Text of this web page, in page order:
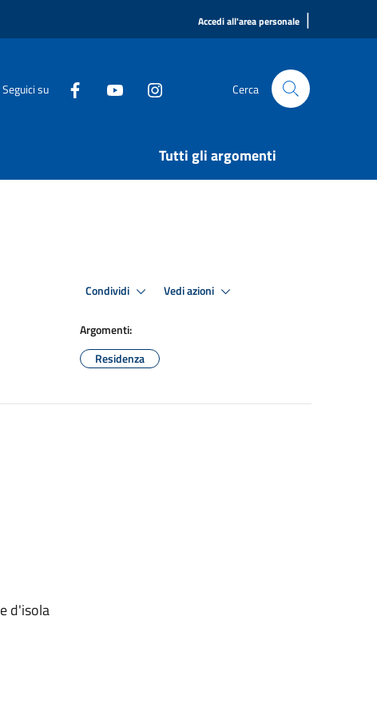
Accedi all'area personale |
Seguici su Cerca
Tutti gli argomenti
Condividi Vedi azioni
Argomenti:
Residenza
d'isola